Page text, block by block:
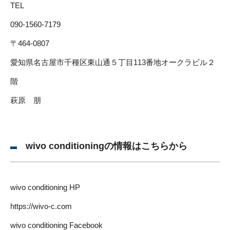
TEL
090-1560-7179
〒464-0807
愛知県名古屋市千種区東山通５丁目113番地オークラビル２
階
萩原 朋
wivo conditioningの情報はこちらから
wivo conditioning HP
https://wivo-c.com
wivo conditioning Facebook